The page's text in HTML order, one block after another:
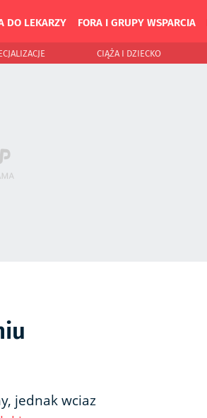
DO LEKARZY FORA I GRUPY WSPARCIA
CIĄŻA I DZIECKO
jednak wciaz